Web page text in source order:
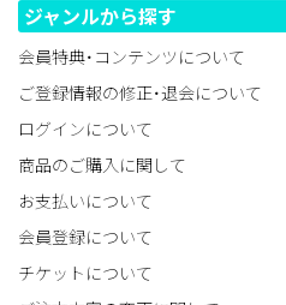
ジャンルから探す
会員特典・コンテンツについて
ご登録情報の修正・退会について
ログインについて
商品のご購入に関して
お支払いについて
会員登録について
チケットについて